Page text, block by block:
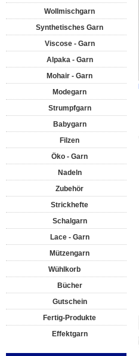
Wollmischgarn
Synthetisches Garn
Viscose - Garn
Alpaka - Garn
Mohair - Garn
Modegarn
Strumpfgarn
Babygarn
Filzen
Öko - Garn
Nadeln
Zubehör
Strickhefte
Schalgarn
Lace - Garn
Mützengarn
Wühlkorb
Bücher
Gutschein
Fertig-Produkte
Effektgarn